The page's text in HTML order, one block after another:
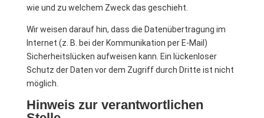
wie und zu welchem Zweck das geschieht.
Wir weisen darauf hin, dass die Datenübertragung im
Internet (z. B. bei der Kommunikation per E-Mail)
Sicherheitslücken aufweisen kann. Ein lückenloser
Schutz der Daten vor dem Zugriff durch Dritte ist nicht
möglich.
Hinweis zur verantwortlichen